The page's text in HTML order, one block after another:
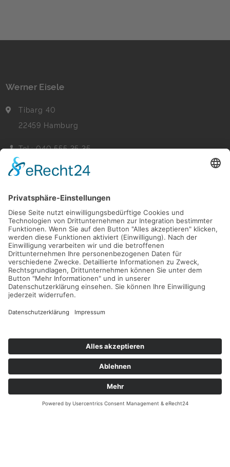
Werner Eisele
Tibarg 40
22459 Hamburg
Tel.: 040 555 35 35
Fax: 040 555 22 44
Nachricht senden
Navigation
Immobilien Aktuelles
Für Eigentümer Kontakt
Referenzen Impressum
Verwaltung
Vertrag widerrufen